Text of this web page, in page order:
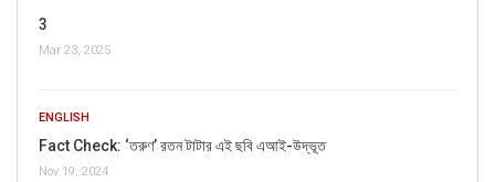
3
Mar 23, 2025
ENGLISH
Fact Check: ‘তরুণ’ রতন টাটার এই ছবি এআই-উদ্ভূত
Nov 19, 2024